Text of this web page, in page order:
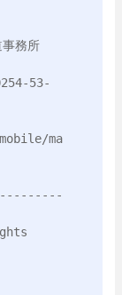
事務所
53-
ma